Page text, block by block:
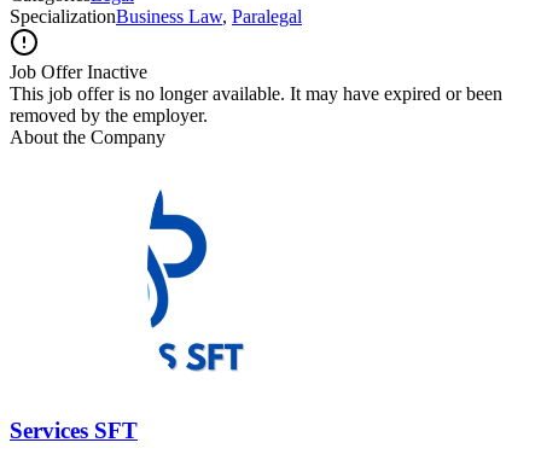
SpecializationBusiness Law, Paralegal
Job Offer Inactive
This job offer is no longer available. It may have expired or been
removed by the employer.
About the Company
Services SFT